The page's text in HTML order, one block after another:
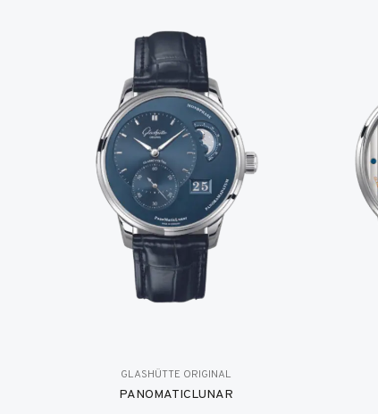
GLASHÜTTE ORIGINAL
PANOMATICLUNAR